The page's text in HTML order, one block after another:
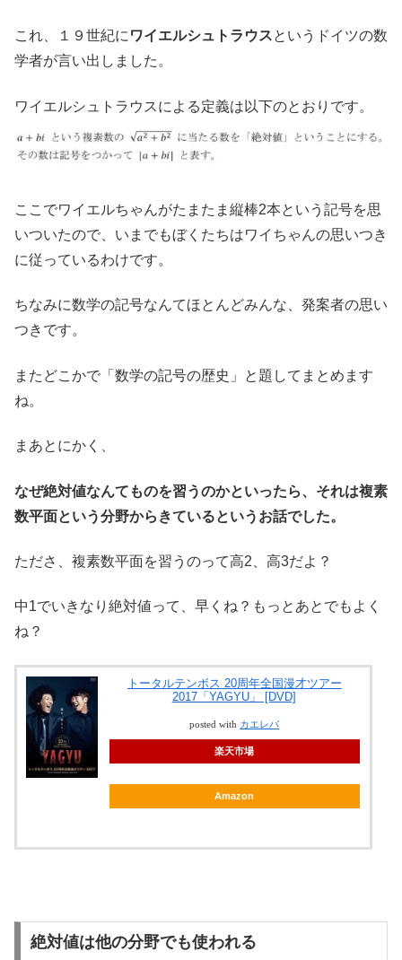
これ、１９世紀にワイエルシュトラウスというドイツの数
学者が言い出しました。
ワイエルシュトラウスによる定義は以下のとおりです。
ここでワイエルちゃんがたまたま縦棒2本という記号を思
いついたので、いまでもぼくたちはワイちゃんの思いつき
に従っているわけです。
ちなみに数学の記号なんてほとんどみんな、発案者の思い
つきです。
またどこかで「数学の記号の歴史」と題してまとめます
ね。
まあとにかく、
なぜ絶対値なんてものを習うのかといったら、それは複素
数平面という分野からきているというお話でした。
たださ、複素数平面を習うのって高2、高3だよ？
中1でいきなり絶対値って、早くね？もっとあとでもよく
ね？
トータルテンボス 20周年全国漫才ツアー
2017「YAGYU」 [DVD]
posted with カエレバ
楽天市場
Amazon
絶対値は他の分野でも使われる